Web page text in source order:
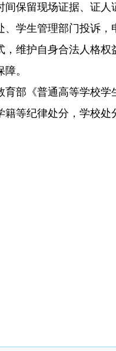
间保留现场证据、证人
、学生管理部门投诉，
，维护自身合法人格权
。
育部《普通高等学校学
籍等纪律处分，学校处